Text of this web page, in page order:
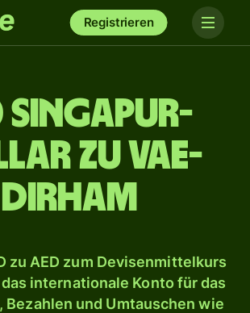
Registrieren
Singapur-
zu VAE-
Dirham
zu AED zum Devisenmittelkurs
internationale Konto für das
Bezahlen und Umtauschen wie